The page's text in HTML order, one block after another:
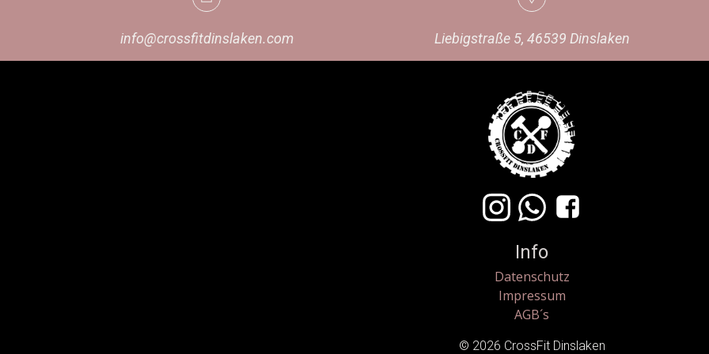
info@crossfitdinslaken.com Liebigstraße 5, 46539 Dinslaken
Info
Datenschutz
Impressum
AGB´s
© 2026 CrossFit Dinslaken